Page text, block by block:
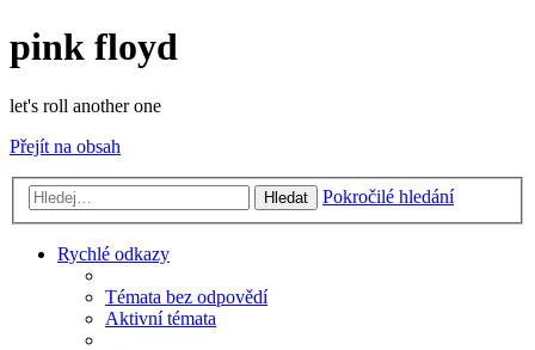
pink floyd
let's roll another one
Přejít na obsah
Hledat Pokročilé hledání
Rychlé odkazy
Témata bez odpovědí
Aktivní témata